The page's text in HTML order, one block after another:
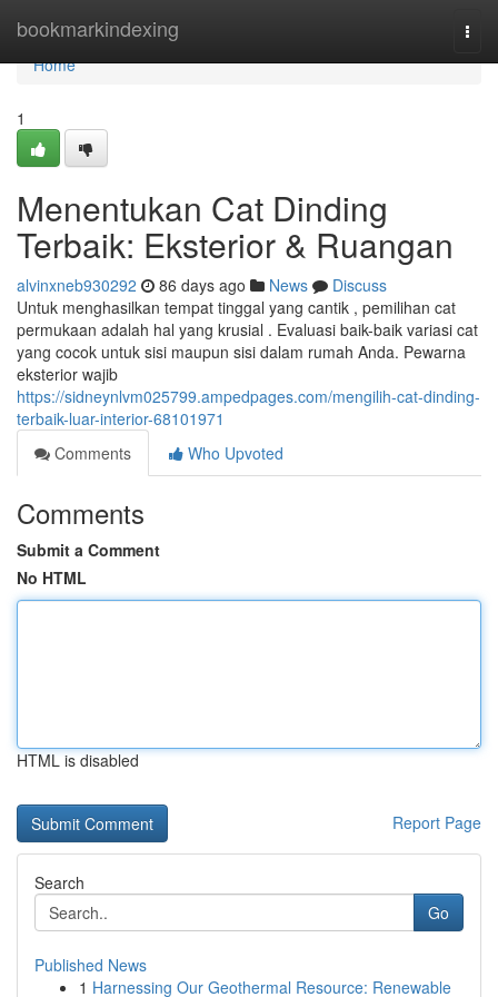
bookmarkindexing
Home
Home
1
Menentukan Cat Dinding
Terbaik: Eksterior & Ruangan
alvinxneb930292 86 days ago News
Discuss
Untuk menghasilkan tempat tinggal yang cantik , pemilihan cat
permukaan adalah hal yang krusial . Evaluasi baik-baik variasi cat
yang cocok untuk sisi maupun sisi dalam rumah Anda. Pewarna
eksterior wajib
https://sidneynlvm025799.ampedpages.com/mengilih-cat-dinding-
terbaik-luar-interior-68101971
Comments
Who Upvoted
Comments
Submit a Comment
No HTML
HTML is disabled
Report Page
Search
Go
Published News
1 Harnessing Our Geothermal Resource: Renewable